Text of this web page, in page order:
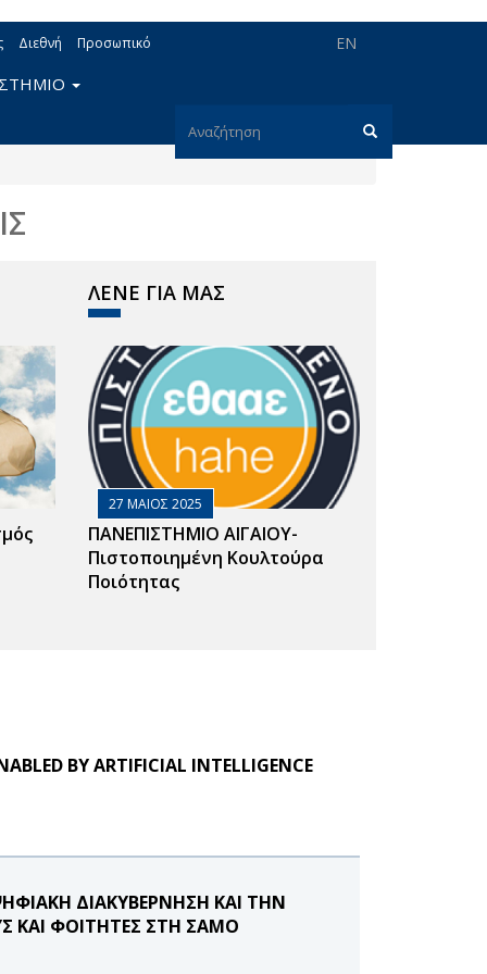
EN
Διεθνή Προσωπικό
Φόρμα
ΛΕΝΕ ΓΙΑ ΜΑΣ
27 ΜΑΙΟΣ 2025
ΠΑΝΕΠΙΣΤΗΜΙΟ ΑΙΓΑΙΟΥ-
Πιστοποιημένη Κουλτούρα
Ποιότητας
BY ARTIFICIAL INTELLIGENCE
ΔΙΑΚΥΒΕΡΝΗΣΗ ΚΑΙ ΤΗΝ
ΚΑΙ ΦΟΙΤΗΤΕΣ ΣΤΗ ΣΑΜΟ